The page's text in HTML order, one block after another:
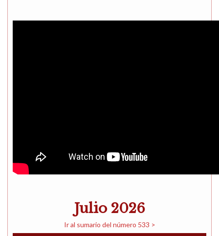
Julio 2026
Ir al sumario del número 533 >